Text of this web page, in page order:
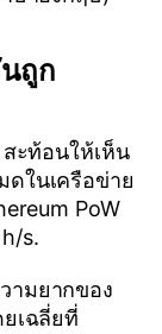
ถูก
ะท้อนให้เห็น
ในเครือข่าย
PoW
s.
ามยากของ
เฉลี่ยที่